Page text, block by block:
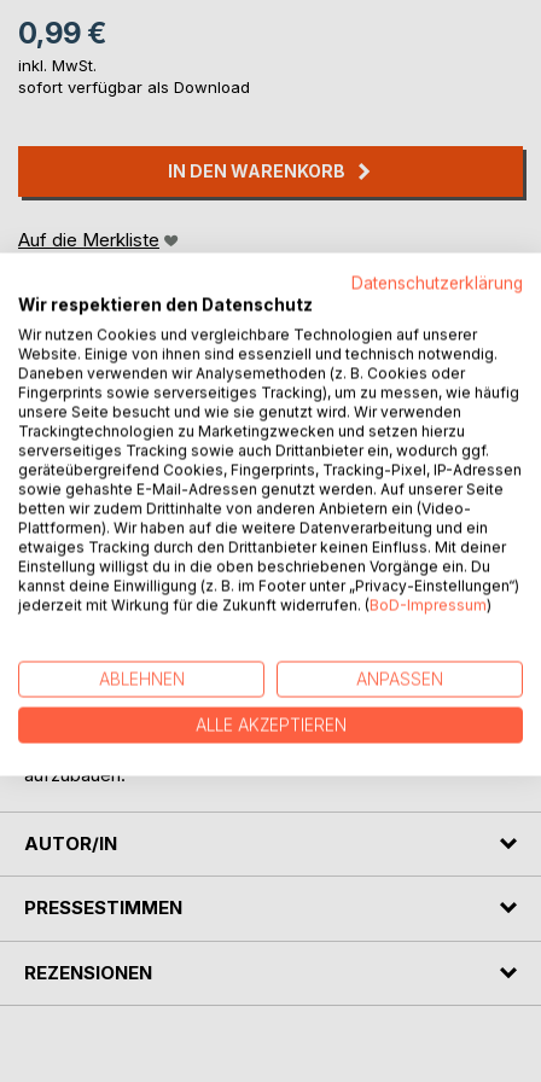
0,99 €
inkl. MwSt.
sofort verfügbar als Download
IN DEN WARENKORB
Auf die Merkliste
BESCHREIBUNG
Jakob Wassermann (10.3.1873 - 1.1.1934) war ein deutsch-
jüdischer Schriftsteller. Er zählte zu den produktivsten und
populärsten Erzählern seiner Zeit.
Obwohl er bis dahin einer der meistgelesenen Autoren
verboten. Das Verbot bedeutete für Wassermann nicht nur
den finanziellen Ruin, sondern vor allem auch den
Zusammenbruch seiner Hoffnungen, durch sein Werk
mithelfen zu können, eine Welt ohne Rassenhass
aufzubauen.
AUTOR/IN
PRESSESTIMMEN
REZENSIONEN
Datenschutzerklärung
Wir respektieren den Datenschutz
Wir nutzen Cookies und vergleichbare Technologien auf unserer
Website. Einige von ihnen sind essenziell und technisch notwendig.
Daneben verwenden wir Analysemethoden (z. B. Cookies oder
Fingerprints sowie serverseitiges Tracking), um zu messen, wie häufig
unsere Seite besucht und wie sie genutzt wird. Wir verwenden
Trackingtechnologien zu Marketingzwecken und setzen hierzu
serverseitiges Tracking sowie auch Drittanbieter ein, wodurch ggf.
geräteübergreifend Cookies, Fingerprints, Tracking-Pixel, IP-Adressen
sowie gehashte E-Mail-Adressen genutzt werden. Auf unserer Seite
betten wir zudem Drittinhalte von anderen Anbietern ein (Video-
Plattformen). Wir haben auf die weitere Datenverarbeitung und ein
etwaiges Tracking durch den Drittanbieter keinen Einfluss. Mit deiner
Einstellung willigst du in die oben beschriebenen Vorgänge ein. Du
kannst deine Einwilligung (z. B. im Footer unter „Privacy-Einstellungen“)
jederzeit mit Wirkung für die Zukunft widerrufen. (BoD-Impressum)
ABLEHNEN ANPASSEN
ALLE AKZEPTIEREN